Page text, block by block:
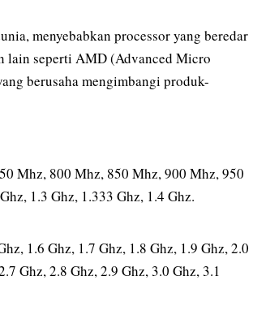
menyebabkan processor yang beredar
lain seperti AMD (Advanced Micro
berusaha mengimbangi produk-
Mhz, 800 Mhz, 850 Mhz, 900 Mhz, 950
1.3 Ghz, 1.333 Ghz, 1.4 Ghz.
1.6 Ghz, 1.7 Ghz, 1.8 Ghz, 1.9 Ghz, 2.0
Ghz, 2.8 Ghz, 2.9 Ghz, 3.0 Ghz, 3.1